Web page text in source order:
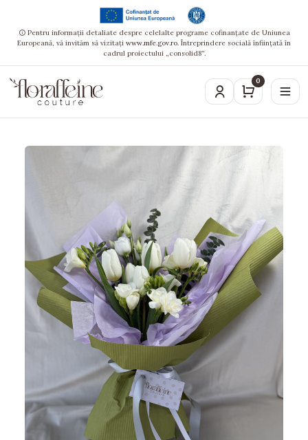
Pentru informații detaliate despre celelalte programe cofinanțate de Uniunea
Europeană, vă invităm să vizitați www.mfe.gov.ro. Întreprindere socială înființată în
cadrul proiectului „consolid8”.
0